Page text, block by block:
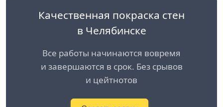
Качественная покраска стен
в Челябинске
Все работы начинаются вовремя
и завершаются в срок. Без срывов
и цейтнотов